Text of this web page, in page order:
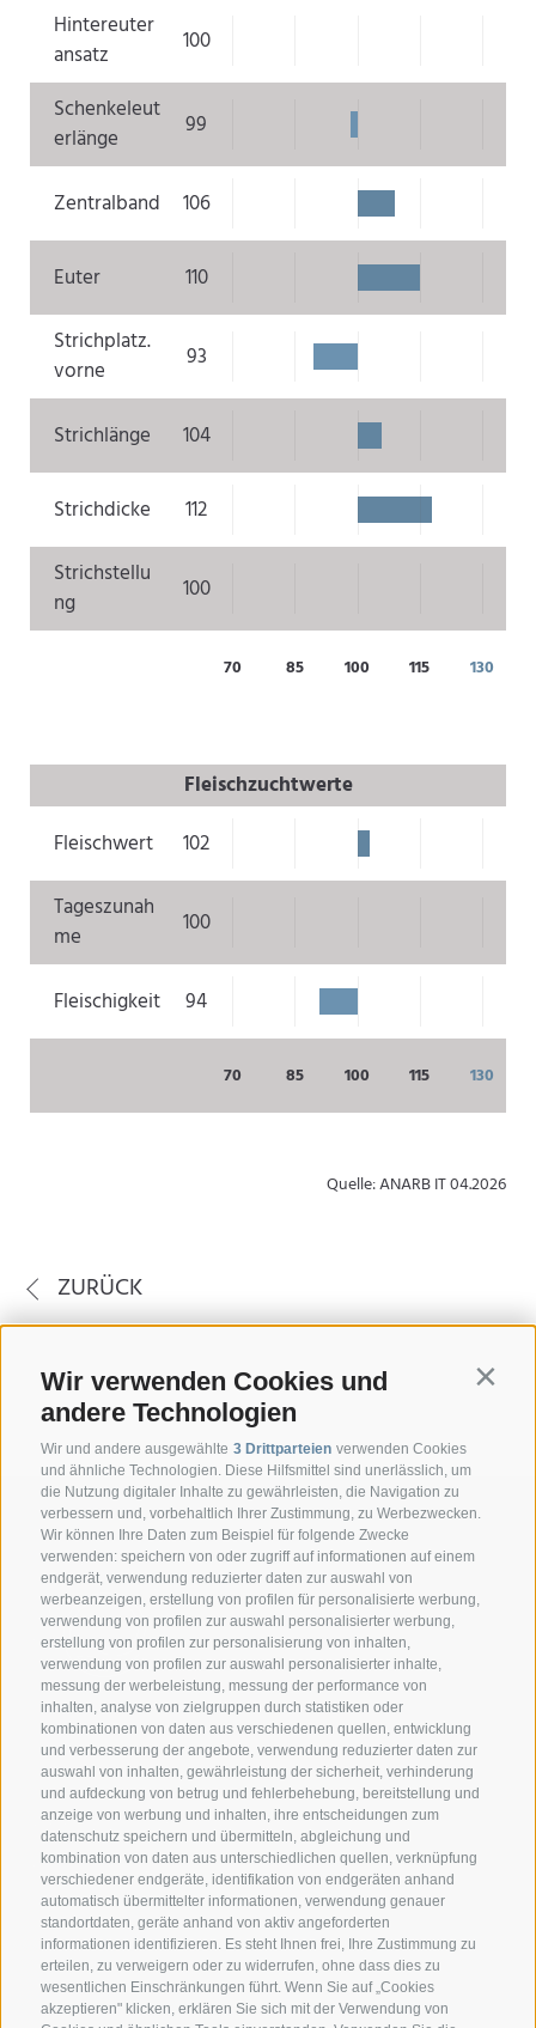
Wir verwenden Cookies und
andere Technologien
Wir und andere ausgewählte 3 Drittparteien verwenden Cookies
und ähnliche Technologien. Diese Hilfsmittel sind unerlässlich, um
die Nutzung digitaler Inhalte zu gewährleisten, die Navigation zu
verbessern und, vorbehaltlich Ihrer Zustimmung, zu Werbezwecken.
Wir können Ihre Daten zum Beispiel für folgende Zwecke
verwenden: speichern von oder zugriff auf informationen auf einem
endgerät, verwendung reduzierter daten zur auswahl von
werbeanzeigen, erstellung von profilen für personalisierte werbung,
verwendung von profilen zur auswahl personalisierter werbung,
erstellung von profilen zur personalisierung von inhalten,
verwendung von profilen zur auswahl personalisierter inhalte,
messung der werbeleistung, messung der performance von
inhalten, analyse von zielgruppen durch statistiken oder
kombinationen von daten aus verschiedenen quellen, entwicklung
und verbesserung der angebote, verwendung reduzierter daten zur
auswahl von inhalten, gewährleistung der sicherheit, verhinderung
und aufdeckung von betrug und fehlerbehebung, bereitstellung und
anzeige von werbung und inhalten, ihre entscheidungen zum
datenschutz speichern und übermitteln, abgleichung und
kombination von daten aus unterschiedlichen quellen, verknüpfung
verschiedener endgeräte, identifikation von endgeräten anhand
automatisch übermittelter informationen, verwendung genauer
standortdaten, geräte anhand von aktiv angeforderten
informationen identifizieren. Es steht Ihnen frei, Ihre Zustimmung zu
erteilen, zu verweigern oder zu widerrufen, ohne dass dies zu
wesentlichen Einschränkungen führt. Wenn Sie auf „Cookies
akzeptieren" klicken, erklären Sie sich mit der Verwendung von
Hintereuter
ansatz
100
Schenkeleut
erlänge
99
Zentralband 106
Euter
110
Strichplatz.
vorne
93
Strichlänge 104
Strichdicke
112
Strichstellu
ng
100
70 85 100 115 130
Fleischzuchtwerte
Fleischwert
102
Tageszunah
me
100
Fleischigkeit 94
70 85 100 115 130
Quelle: ANARB IT 04.2026
ZURÜCK
KONTAKT
Superbrown
Via delle Bettine, 40 - 38121 Trento
Tel.:+39 0461 432111
info@superbrown.it